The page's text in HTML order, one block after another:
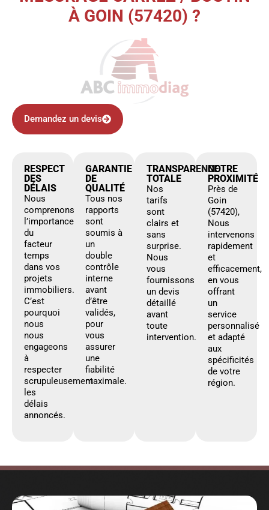
À GOIN (57420) ?
Demandez un devis
RESPECT
DES
DÉLAIS
Nous
comprenons
l’importance
du
facteur
temps
dans vos
projets
immobiliers.
C’est
pourquoi
nous
nous
engageons
à
respecter
scrupuleusement
les
délais
annoncés.
GARANTIE
DE
QUALITÉ
Tous nos
rapports
sont
soumis à
un
double
contrôle
interne
avant
d’être
validés,
pour
vous
assurer
une
fiabilité
maximale.
TRANSPARENCE
TOTALE
Nos
tarifs
sont
clairs et
sans
surprise.
Nous
vous
fournissons
un devis
détaillé
avant
toute
intervention.
NOTRE
PROXIMITÉ
Près de
Goin
(57420),
Nous
intervenons
rapidement
et
efficacement,
en vous
offrant
un
service
personnalisé
et adapté
aux
spécificités
de votre
région.